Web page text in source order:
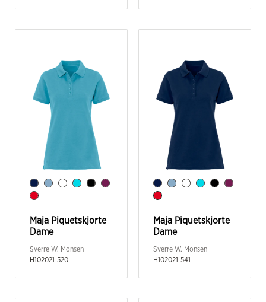
Maja Piquetskjorte
Dame
Sverre W. Monsen
H102021-520
Maja Piquetskjorte
Dame
Sverre W. Monsen
H102021-541